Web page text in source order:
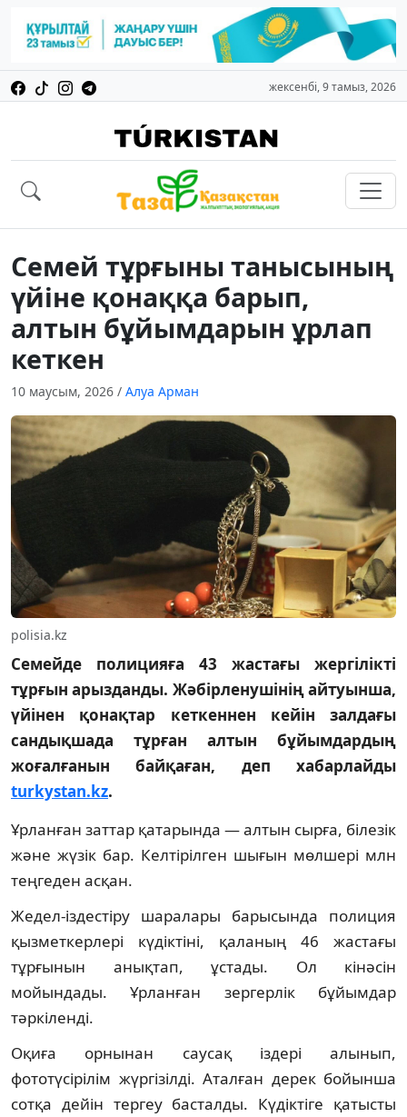
жексенбі, 9 тамыз, 2026
Семей тұрғыны танысының
үйіне қонаққа барып,
алтын бұйымдарын ұрлап
кеткен
10 маусым, 2026 / Алуа Арман
polisia.kz
Семейде полицияға 43 жастағы жергілікті
тұрғын арызданды. Жәбірленушінің айтуынша,
үйінен қонақтар кеткеннен кейін залдағы
сандықшада тұрған алтын бұйымдардың
жоғалғанын байқаған, деп хабарлайды
turkystan.kz.
Ұрланған заттар қатарында — алтын сырға, білезік
және жүзік бар. Келтірілген шығын мөлшері млн
теңгеден асқан.
Жедел-іздестіру шаралары барысында полиция
қызметкерлері күдіктіні, қаланың 46 жастағы
тұрғынын анықтап, ұстады. Ол кінәсін
мойындады. Ұрланған зергерлік бұйымдар
тәркіленді.
Оқиға орнынан саусақ іздері алынып,
фототүсірілім жүргізілді. Аталған дерек бойынша
сотқа дейін тергеу басталды. Күдіктіге қатысты